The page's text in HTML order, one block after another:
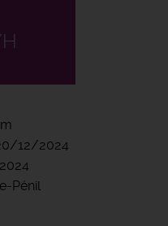
12/2024
Pénil